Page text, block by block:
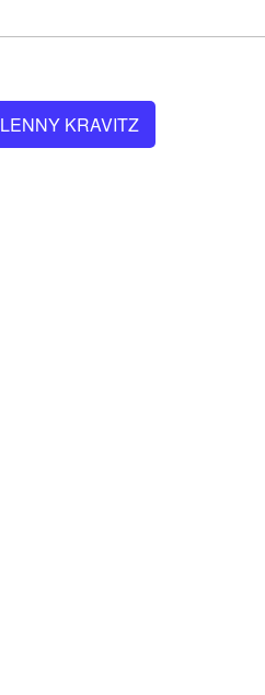
LENNY KRAVITZ